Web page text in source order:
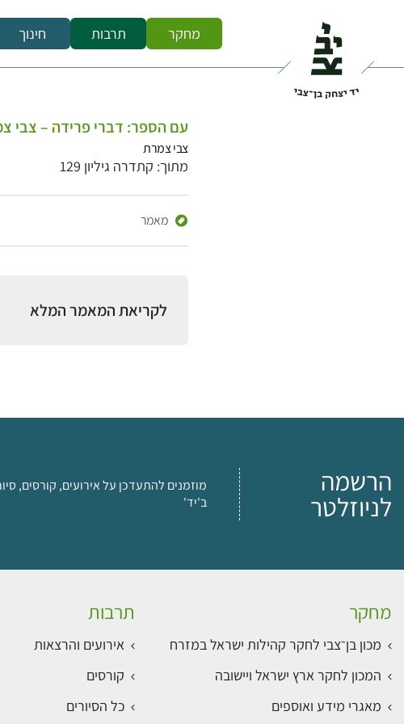
מחקר תרבות חינוך
עם הספר: דברי פרידה – צבי
צבי צמרת
מתוך: קתדרה גיליון 129
מאמר
לקריאת המאמר המלא
הרשמה
לניוזלטר
מוזמנים להתעדכן על אירועים, קורסים,
ב'יד'
מחקר
מכון בן־צבי לחקר קהילות ישראל במזרח
המכון לחקר ארץ ישראל ויישובה
מאגרי מידע ואוספים
תרבות
אירועים והרצאות
קורסים
כל הסיורים